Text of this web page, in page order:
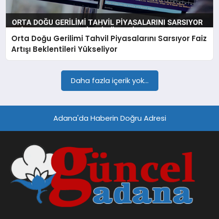
SPOR
TEKNOLOJI
Orta Doğu Gerilimi Tahvil Piyasalarını Sarsıyor Faiz
Artışı Beklentileri Yükseliyor
Daha fazla içerik yok...
Adana'da Haberin Doğru Adresi